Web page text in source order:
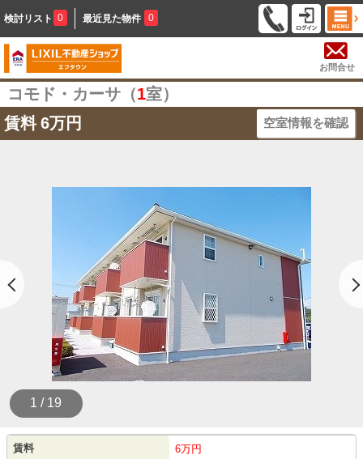
検討リスト 0 最近見た物件 0
お問合せ
コモド・カーサ（1室）
賃料 6万円 空室情報を確認
1 / 19
賃料 6万円